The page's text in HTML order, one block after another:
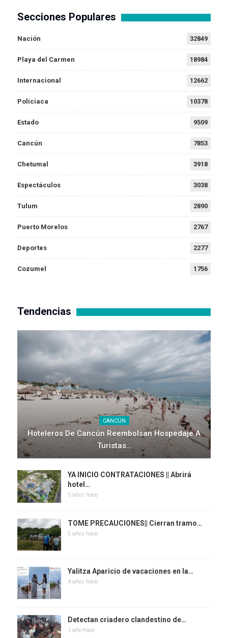
Secciones Populares
Nación 32849
Playa del Carmen 18984
Internacional 12662
Policiaca 10378
Estado 9509
Cancún 7853
Chetumal 3918
Espectáculos 3038
Tulum 2890
Puerto Morelos 2767
Deportes 2277
Cozumel 1756
Tendencias
CANCÚN
Hoteleros De Cancún Reembolsan Hospedaje A
Turistas…
YA INICIO CONTRATACIONES || Abrirá
hotel…
5 años hace
TOME PRECAUCIONES|| Cierran tramo…
5 años hace
Yalitza Aparicio de vacaciones en la…
4 años hace
Detectan criadero clandestino de…
1 año hace